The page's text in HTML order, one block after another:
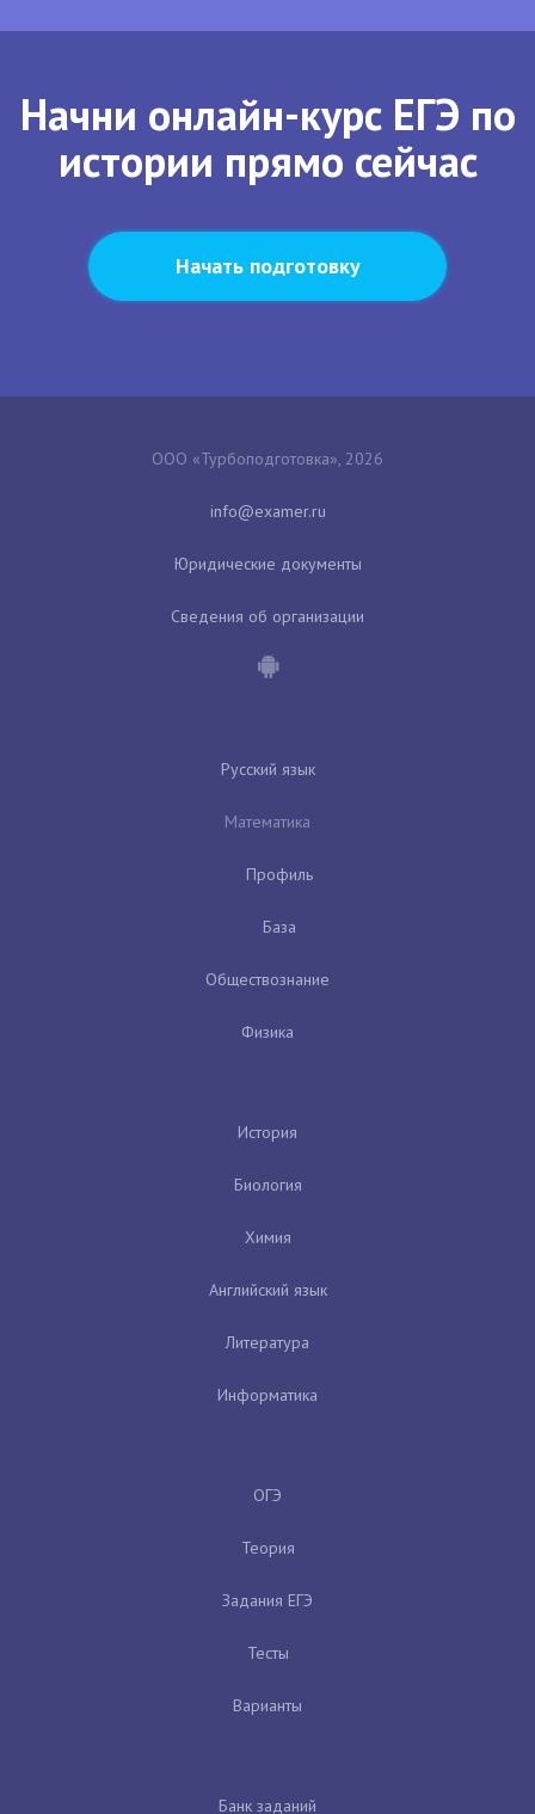
Начни онлайн-курс ЕГЭ по
истории прямо сейчас
Начать подготовку
ООО «Турбоподготовка», 2026
Юридические документы
Сведения об организации
Русский язык
Математика
Профиль
База
Обществознание
Физика
История
Биология
Химия
Английский язык
Литература
Информатика
ОГЭ
Теория
Задания ЕГЭ
Тесты
Варианты
Банк заданий